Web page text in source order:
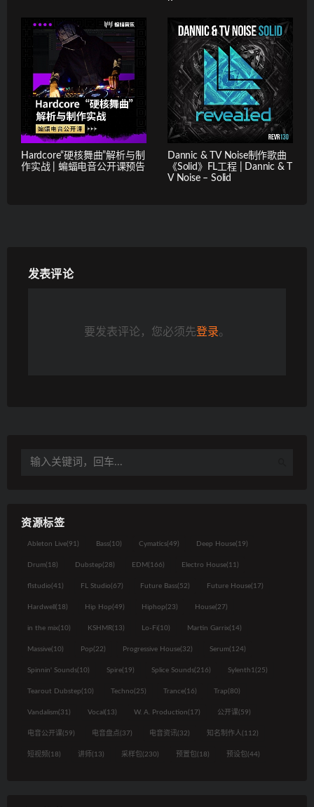
Hardcore“硬核舞曲”解析与制
作实战 | 蝙蝠电音公开课预告
Dannic & TV Noise制作歌曲
《Solid》FL工程 | Dannic & T
V Noise – Solid
发表评论
要发表评论，您必须先登录。
资源标签
Ableton Live(91) Bass(10) Cymatics(49) Deep House(19)
Drum(18) Dubstep(28) EDM(166) Electro House(11)
flstudio(41) FL Studio(67) Future Bass(52) Future House(17)
Hardwell (18) Hip Hop(49) Hiphop(23) House(27)
in the mix(10) KSHMR(13) Lo-Fi(10) Martin Garrix(14)
Massive(10) Pop(22) Progressive House(32) Serum(124)
Spinnin' Sounds(10) Spire(19) Splice Sounds(216) Sylenth1 (25)
Tearout Dubstep(10) Techno(25) Trance(16) Trap(80)
Vandalism(31) Vocal (13) W. A. Production(17) 公开课(59)
电音公开课(59) 电音盘点 (37) 电音资讯 (32) 知名制作人 (112)
短视频 (18) 讲师(13) 采样包(230) 预置包(18) 预设包(44)